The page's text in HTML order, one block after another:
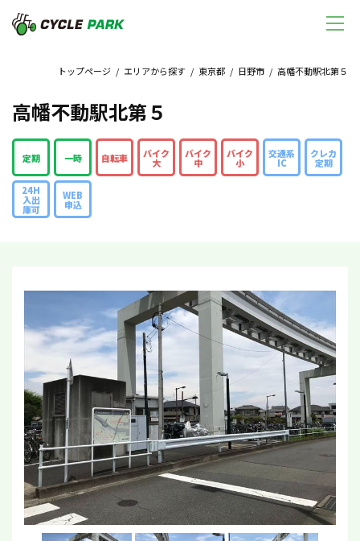
トップページ / エリアから探す / 東京都 / 日野市 / 高幡不動駅北第５
高幡不動駅北第５
定期 一時 自転車 バイク
大
バイク
中
バイク
小
交通系
IC
クレカ
定期
24H
入出
庫可
WEB
申込